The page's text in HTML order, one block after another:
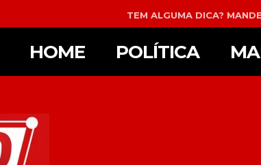
TEM ALGUMA DICA?
HOME POLÍTICA